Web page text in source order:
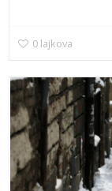
0 lajkova